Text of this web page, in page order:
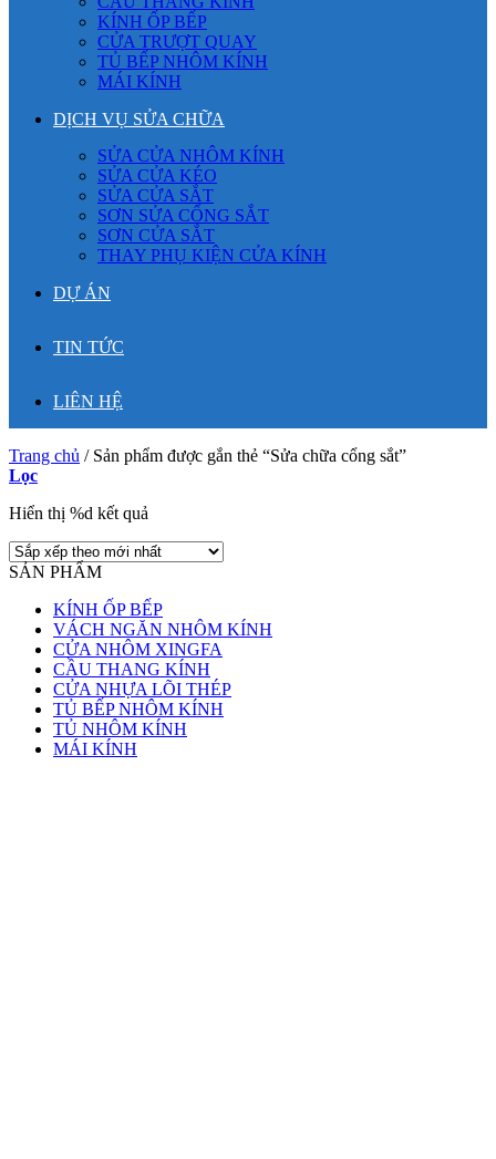
KÍNH ỐP BẾP
CỬA TRƯỢT QUAY
TỦ BẾP NHÔM KÍNH
MÁI KÍNH
DỊCH VỤ SỬA CHỮA
SỬA CỬA NHÔM KÍNH
SỬA CỬA KÉO
SỬA CỬA SẮT
SƠN SỬA CỔNG SẮT
SƠN CỬA SẮT
THAY PHỤ KIỆN CỬA KÍNH
DỰ ÁN
TIN TỨC
LIÊN HỆ
Trang chủ /Sản phẩm được gắn thẻ “Sửa chữa cổng sắt”
Lọc
Hiển thị %d kết quả
SẢN PHẨM
KÍNH ỐP BẾP
VÁCH NGĂN NHÔM KÍNH
CỬA NHÔM XINGFA
CẦU THANG KÍNH
CỬA NHỰA LÕI THÉP
TỦ BẾP NHÔM KÍNH
TỦ NHÔM KÍNH
MÁI KÍNH